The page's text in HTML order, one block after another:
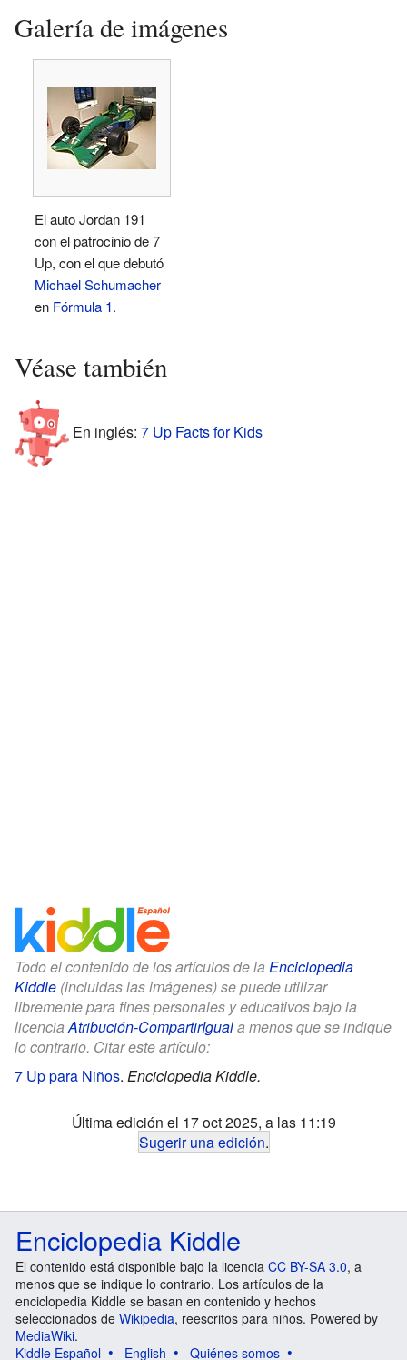
Galería de imágenes
El auto Jordan 191
con el patrocinio de 7
Up, con el que debutó
Michael Schumacher
en Fórmula 1.
Véase también
En inglés: 7 Up Facts for Kids
Todo el contenido de los artículos de la Enciclopedia
Kiddle (incluidas las imágenes) se puede utilizar
libremente para fines personales y educativos bajo la
licenciaAtribución-CompartirIguala menos que se indique
lo contrario. Citar este artículo:
7 Up para Niños. Enciclopedia Kiddle.
Última edición el 17 oct 2025, a las 11:19
Sugerir una edición.
Enciclopedia Kiddle
El contenido está disponible bajo la licencia CC BY-SA 3.0, a
menos que se indique lo contrario. Los artículos de la
enciclopedia Kiddle se basan en contenido y hechos
seleccionados de Wikipedia, reescritos para niños. Powered by
MediaWiki.
Kiddle Español
English Quiénes somos